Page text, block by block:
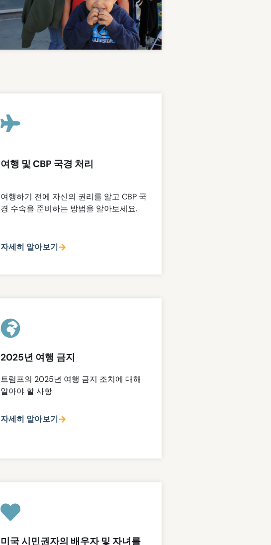
여행 및 CBP 국경 처리
여행하기 전에 자신의 권리를 알고 CBP 국
경 수속을 준비하는 방법을 알아보세요.
자세히 알아보기
2025년 여행 금지
트럼프의 2025년 여행 금지 조치에 대해
알아야 할 사항
자세히 알아보기
미국 시민권자의 배우자 및 자녀를